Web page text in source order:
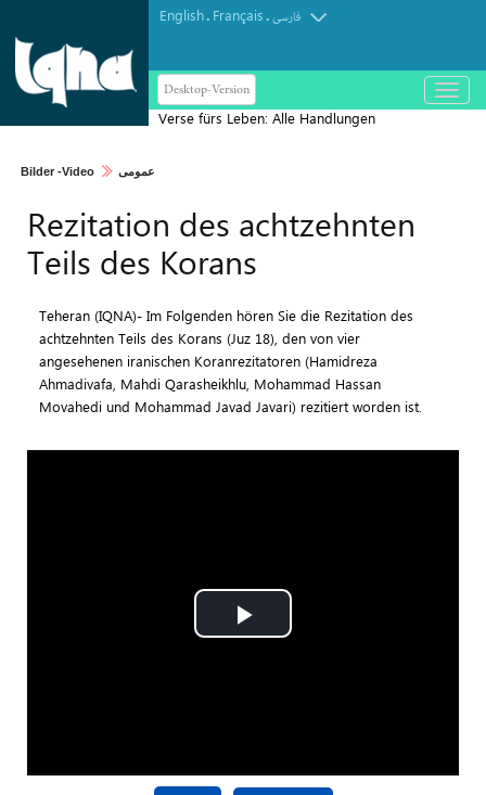
English. Français.فارسی
Desktop-Version
باز
و
Verse fürs Leben: Alle Handlungen
Bilder -Video عمومی
Rezitation des achtzehnten
Teils des Korans
Teheran (IQNA)- Im Folgenden hören Sie die Rezitation des
achtzehnten Teils des Korans (Juz 18), den von vier
angesehenen iranischen Koranrezitatoren (Hamidreza
Ahmadivafa, Mahdi Qarasheikhlu, Mohammad Hassan
Movahedi und Mohammad Javad Javari) rezitiert worden ist.
Play